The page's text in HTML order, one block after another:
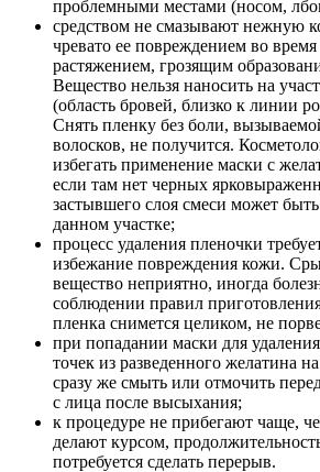
проблемными местами (носом,
средством не смазывают нежную
чревато ее повреждением во
растяжением, грозящим
Вещество нельзя наносить на
(область бровей, близко к линии
Снять пленку без боли,
волосков, не получится.
избегать применение маски с
если там нет черных
застывшего слоя смеси может
данном участке;
процесс удаления пленочки
избежание повреждения кожи.
вещество неприятно, иногда
соблюдении правил
пленка снимется целиком, не
при попадании маски для
точек из разведенного желатина
сразу же смыть или отмочить
с лица после высыхания;
к процедуре не прибегают чаще,
делают курсом,
потребуется сделать перерыв.